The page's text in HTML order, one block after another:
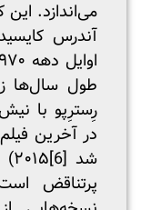
می‌اندازد. این
آندرس
طول سال‌ها
رِسترِپو با
در آخرین
شد [6]
پرتناقض